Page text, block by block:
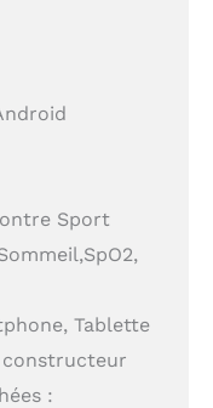
Sport
Tablette
: